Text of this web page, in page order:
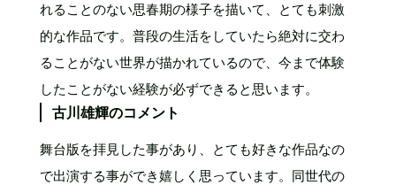
れることのない思春期の様子を描いて、とても刺激
的な作品です。普段の生活をしていたら絶対に交わ
ることがない世界が描かれているので、今まで体験
したことがない経験が必ずできると思います。
古川雄輝のコメント
舞台版を拝見した事があり、とても好きな作品なの
で出演する事ができ嬉しく思っています。同世代の